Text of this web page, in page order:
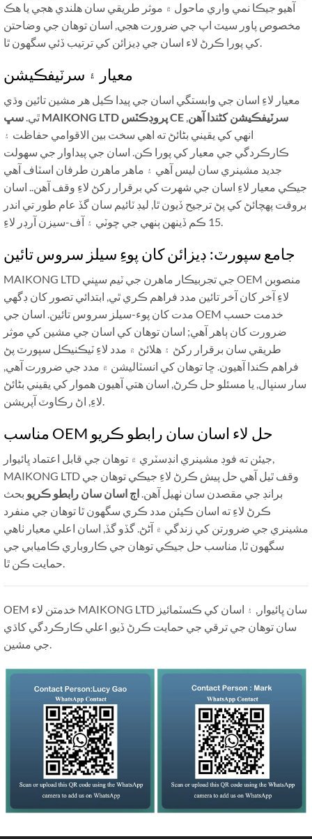
آهيو جيڪا نمي واري ماحول ۾ موثر طريقي سان هلندي هجي يا هڪ
مخصوص پاور سيٽ اپ جي ضرورت هجي, اسان توهان جي وضاحتن
کي پورا ڪرڻ لاء اسان جي ڊيزائن کي ترتيب ڏئي سگهون ٿا.
معيار ۽ سرٽيفڪيشن
معيار لاءِ اسان جي وابستگي اسان جي پيدا ڪيل هر مشين تائين وڌي
ٿي.
سڀ MAIKONG LTD پروڊڪٽس CE سرٽيفڪيشن کڻندا آهن,
انهي کي يقيني بڻائڻ ته اهي سخت بين الاقوامي حفاظت ۽
ڪارڪردگي جي معيار کي پورا ڪن. اسان جي پيداوار جي سهولت
جديد مشينري سان ليس آهي ۽ ماهر ماهرن طرفان اسٽاف آهي
جيڪي معيار لاءِ اسان جي شهرت کي برقرار رکڻ لاءِ وقف آهن.. اسان
بروقت پهچائڻ کي پڻ ترجيح ڏيون ٿا, ليڊ ٽائيم سان گڏ عام طور تي اندر
15 ڪم ڏينهن ٻنهي جي چوٽي ۽ آف-سيزن آرڊر لاءِ.
جامع سپورٽ: ڊيزائن کان پوءِ سيلز سروس تائين
MAIKONG LTD جي تجربيڪار ماهرن جي ٽيم سڀني OEM منصوبن
لاءِ آخر کان آخر تائين مدد فراهم ڪري ٿي, ابتدائي تصور کان ڊگھي
مدت کان پوء-سيلز سروس تائين. اسان جي OEM خدمت حسب
ضرورت کان ٻاهر آهي; اسان توهان کي اسان جي مشين کي موثر
طريقي سان برقرار رکڻ ۽ هلائڻ ۾ مدد لاءِ ٽيڪنيڪل سپورٽ پڻ
فراهم ڪندا آهيون. ڇا توھان کي انسٽاليشن ۾ مدد جي ضرورت آھي,
سار سنڀال, يا مسئلو حل ڪرڻ, اسان هتي آهيون هموار کي يقيني بڻائڻ
لاءِ, اڻ رڪاوٽ آپريشن.
مناسب OEM حل لاء اسان سان رابطو ڪريو
جيئن ته فوڊ مشينري انڊسٽري ۾ توهان جي قابل اعتماد ڀائيوار,
MAIKONG LTD وقف ٿيل آھي حل پيش ڪرڻ لاءِ جيڪي توھان جي
برانڊ جي مقصدن سان ٺھيل آھن. اڄ اسان سان رابطو ڪريو بحث
ڪرڻ لاءِ ته اسان ڪيئن مدد ڪري سگهون ٿا توهان جي منفرد
مشينري جي ضرورتن کي زندگي ۾ آڻڻ. گڏو گڏ, اسان اعلي معيار ٺاهي
سگهون ٿا, مناسب حل جيڪي توهان جي ڪاروباري ڪاميابي جي
حمايت ڪن ٿا.
OEM خدمتن لاء MAIKONG LTD سان ڀائيوار, ۽ اسان کي ڪسٽمائيز
سان توهان جي ترقي جي حمايت ڪرڻ ڏيو, اعلي ڪارڪردگي کاڌي
جي مشين.